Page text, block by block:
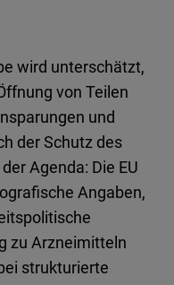
wird unterschätzt,
von Teilen
und
der Schutz des
Agenda: Die EU
Angaben,
zu Arzneimitteln
strukturierte